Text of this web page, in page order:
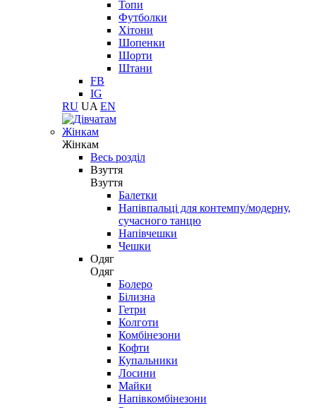
Топи
Футболки
Хітони
Шопенки
Шорти
Штани
FB
IG
RU UA EN
Жінкам
Жінкам
Весь розділ
Взуття
Взуття
Балетки
Напівпальці для контемпу/модерну,
сучасного танцю
Напівчешки
Чешки
Одяг
Одяг
Болеро
Білизна
Гетри
Колготи
Комбінезони
Кофти
Купальники
Лосини
Майки
Напівкомбінезони